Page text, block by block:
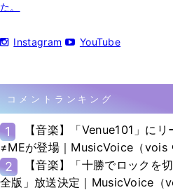
た。
Instagram YouTube
コメントランキング
1
【音楽】「Venue101」に
≠MEが登場｜MusicVoice（vois
2
【音楽】「十勝でロックを
全版」放送決定｜MusicVoice（